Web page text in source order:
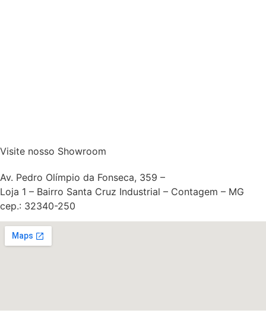
Visite nosso Showroom
Av. Pedro Olímpio da Fonseca, 359 –
Loja 1 – Bairro Santa Cruz Industrial – Contagem – MG
cep.: 32340-250